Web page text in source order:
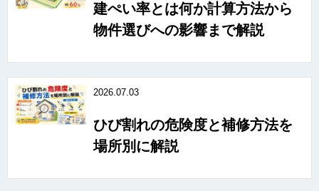
建ぺい率とは何か計算方法から
物件選びへの影響まで解説
2026.07.03
ひび割れの危険度と補修方法を
場所別に解説